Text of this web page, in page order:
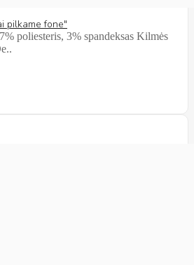
pilkame fone"
poliesteris, 3% spandeksas Kilmės